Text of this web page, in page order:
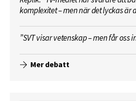
komplexitet – men när det lyckas är
”SVT visar vetenskap – men får oss
Mer debatt